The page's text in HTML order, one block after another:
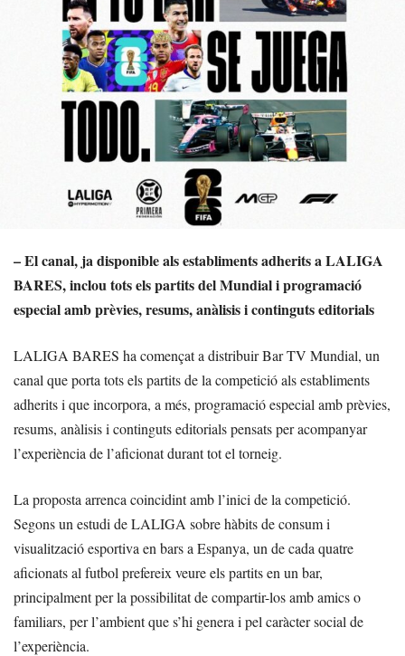
– El canal, ja disponible als establiments adherits a LALIGA
BARES, inclou tots els partits del Mundial i programació
especial amb prèvies, resums, anàlisis i continguts editorials
LALIGA BARES ha començat a distribuir Bar TV Mundial, un
canal que porta tots els partits de la competició als establiments
adherits i que incorpora, a més, programació especial amb prèvies,
resums, anàlisis i continguts editorials pensats per acompanyar
l’experiència de l’aficionat durant tot el torneig.
La proposta arrenca coincidint amb l’inici de la competició.
Segons un estudi de LALIGA sobre hàbits de consum i
visualització esportiva en bars a Espanya, un de cada quatre
aficionats al futbol prefereix veure els partits en un bar,
principalment per la possibilitat de compartir-los amb amics o
familiars, per l’ambient que s’hi genera i pel caràcter social de
l’experiència.